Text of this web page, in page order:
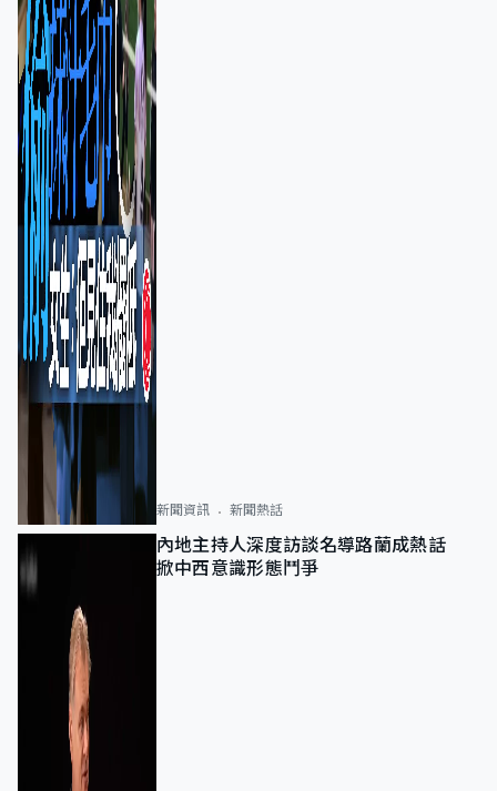
新聞資訊 新聞熱話
內地主持人深度訪談名導路蘭成熱話
掀中西意識形態鬥爭